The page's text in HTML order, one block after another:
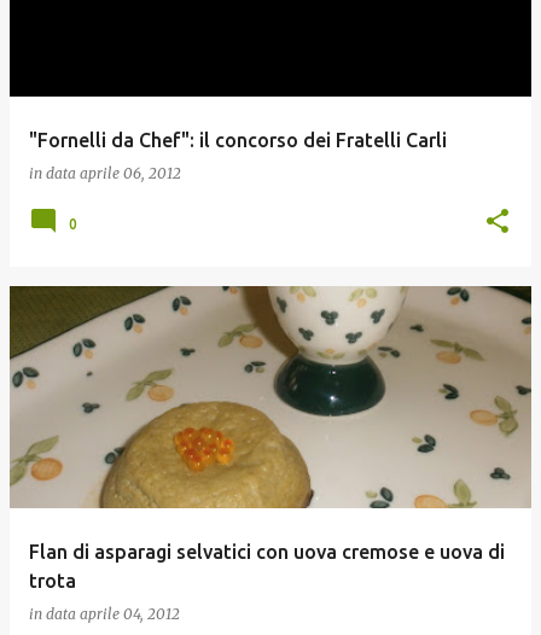
"Fornelli da Chef": il concorso dei Fratelli Carli
in data aprile 06, 2012
0
Flan di asparagi selvatici con uova cremose e uova di
trota
in data aprile 04, 2012